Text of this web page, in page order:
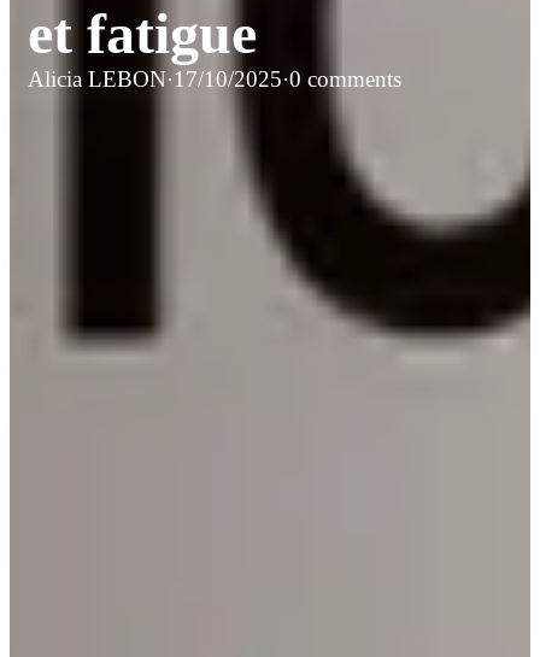
et fatigue
Alicia LEBON·17/10/2025·0 comments